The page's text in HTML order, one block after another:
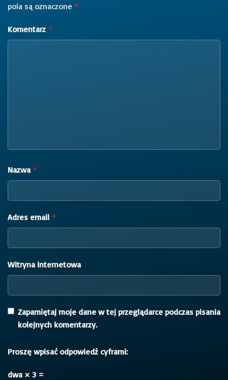
pola są oznaczone *
Komentarz *
Nazwa *
Adres email *
Witryna internetowa
Zapamiętaj moje dane w tej przeglądarce podczas pisania
kolejnych komentarzy.
Proszę wpisać odpowiedź cyframi:
dwa × 3 =